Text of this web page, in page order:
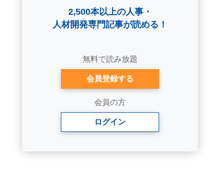
2,500本以上の人事・
人材開発専門記事が読める！
無料で読み放題
会員登録する
会員の方
ログイン